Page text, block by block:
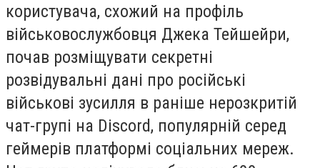
користувача, схожий на профіль
військовослужбовця Джека Тейшейри,
почав розміщувати секретні
розвідувальні дані про російські
військові зусилля в раніше нерозкритій
чат-групі на Discord, популярній серед
геймерів платформі соціальних мереж.